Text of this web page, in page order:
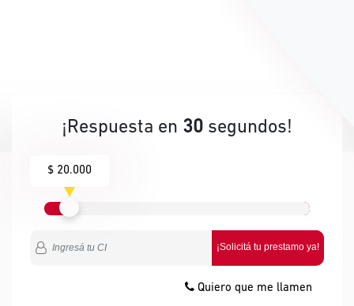
¡Respuesta en 30 segundos!
$ 20.000
¡Solicitá tu prestamo ya!
Quiero que me llamen